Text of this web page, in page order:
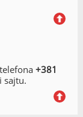
+381
sajtu.